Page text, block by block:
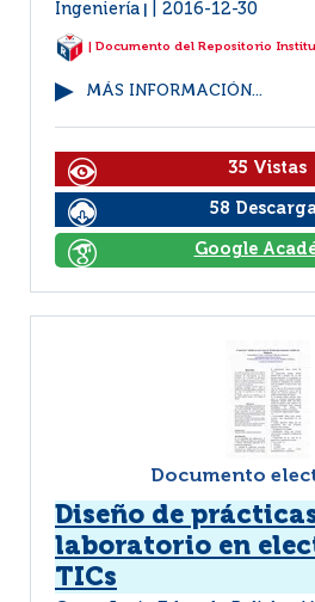
Ingeniería
2016-12-30
| Documento del Repositorio
MÁS INFORMACIÓN...
35 Vistas
58
Google
Documento
Diseño de
laboratorio en
TICs